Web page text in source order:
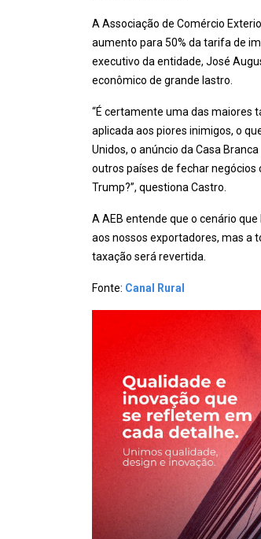
A Associação de Comércio
aumento para 50% da tarifa de
executivo da entidade, José
econômico de grande lastro.
“É certamente uma das maiores
aplicada aos piores inimigos, o
Unidos, o anúncio da Casa
outros países de fechar negócios
Trump?”, questiona Castro.
A AEB entende que o cenário
aos nossos exportadores, mas a
taxação será revertida.
Fonte: Canal Rural